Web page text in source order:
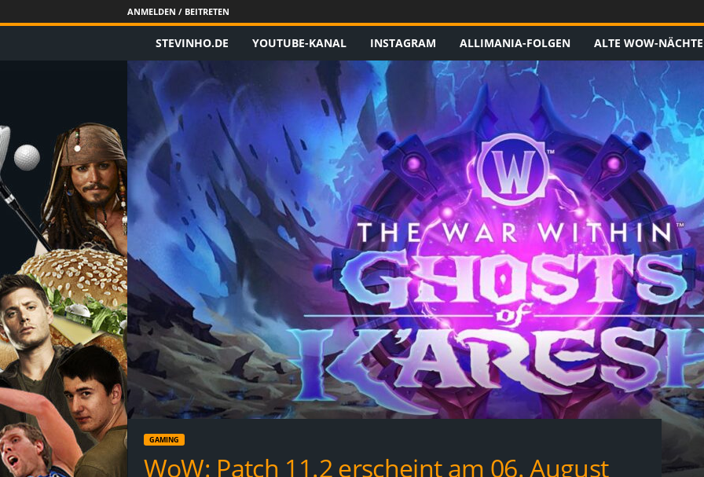
ANMELDEN / BEITRETEN
t
v
.
d
e
E
STEVINHO.DE YOUTUBE-KANAL INSTAGRAM ALLIMANIA-FOLGEN ALTE WOW-NÄCHTE
GAMING
WoW: Patch 11.2 erscheint am 06. August